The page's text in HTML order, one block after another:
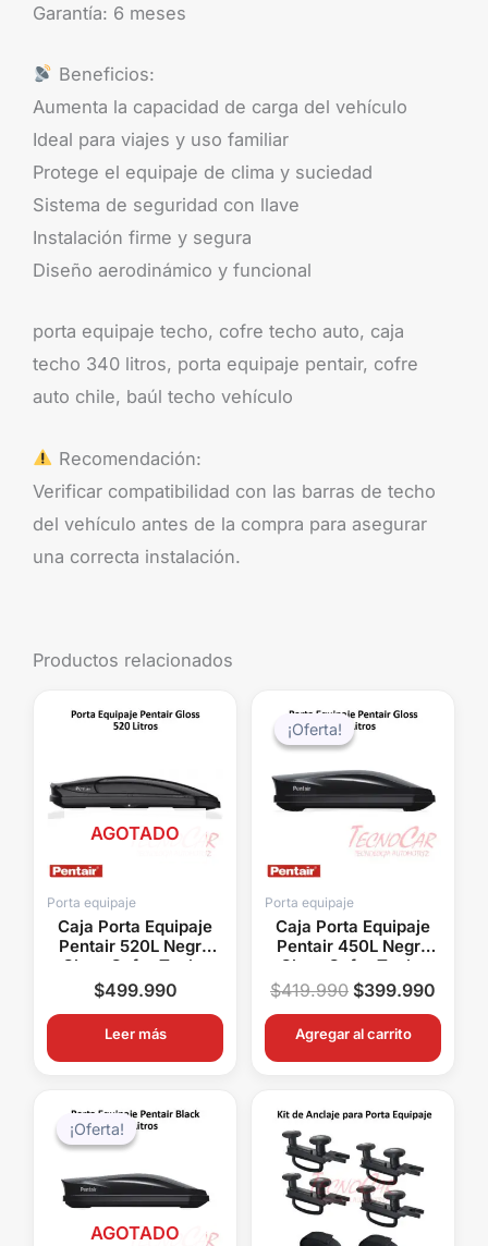
Garantía: 6 meses
Beneficios:
Aumenta la capacidad de carga del vehículo
Ideal para viajes y uso familiar
Protege el equipaje de clima y suciedad
Sistema de seguridad con llave
Instalación firme y segura
Diseño aerodinámico y funcional
porta equipaje techo, cofre techo auto, caja
techo 340 litros, porta equipaje pentair, cofre
auto chile, baúl techo vehículo
Recomendación:
Verificar compatibilidad con las barras de techo
del vehículo antes de la compra para asegurar
una correcta instalación.
Productos relacionados
AGOTADO
Porta equipaje
Caja Porta Equipaje
Pentair 520L Negra
Gloss Cofre Techo
Auto XL Doble
Apertura ABS
$499.990
Leer más
¡Oferta!
¡Oferta!
Porta equipaje
Caja Porta Equipaje
Pentair 450L Negra
Gloss Cofre Techo
Auto Doble Apertura
ABS
$419.990
precio
original
era:
$419.990.
$399.990
Agregar al carrito
¡Oferta!
AGOTADO
¡Oferta!
precio
original
$329.990.
$299.990.